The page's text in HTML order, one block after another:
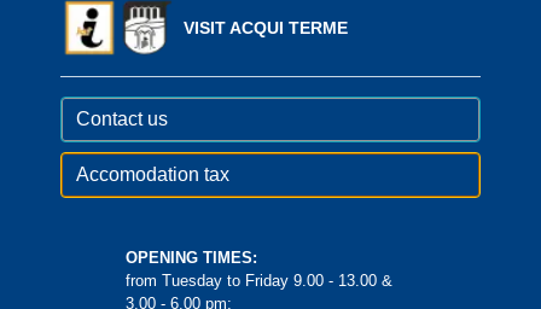
VISIT ACQUI TERME
Contact us
Accomodation tax
OPENING TIMES:
from Tuesday to Friday 9.00 - 13.00 &
3.00 - 6.00 pm;